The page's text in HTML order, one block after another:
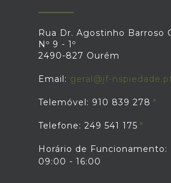
Rua Dr. Agostinho Barroso
Nº 9 - 1º
2490-827 Ourém
Email: geral@jf-
Telemóvel: 910 839 278
Telefone: 249 541 175
Horário de Funcionamento:
09:00 - 16:00